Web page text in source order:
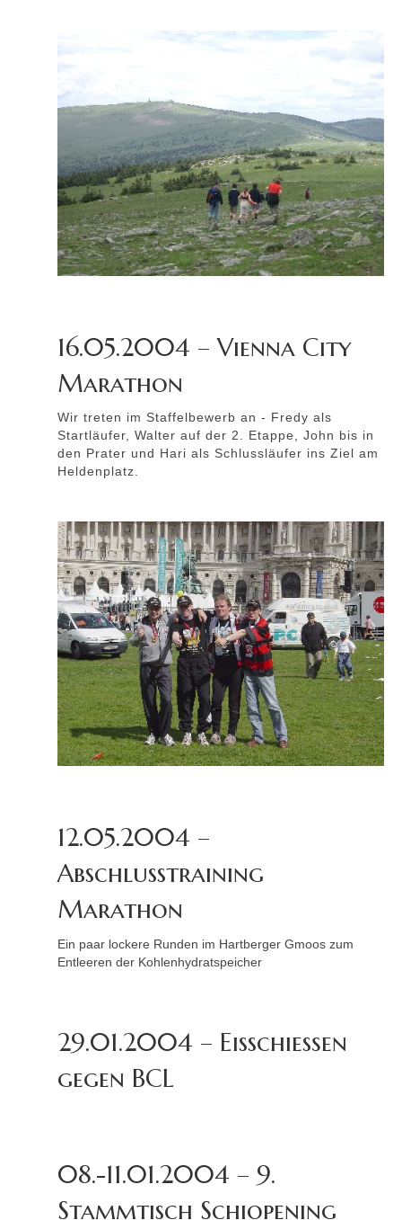
16.05.2004 – Vienna City
Marathon
Wir treten im Staffelbewerb an - Fredy als
Startläufer, Walter auf der 2. Etappe, John bis in
den Prater und Hari als Schlussläufer ins Ziel am
Heldenplatz.
12.05.2004 –
Abschlusstraining
Marathon
Ein paar lockere Runden im Hartberger Gmoos zum
Entleeren der Kohlenhydratspeicher
29.01.2004 – Eisschießen
gegen BCL
08.-11.01.2004 – 9.
Stammtisch Schiopening